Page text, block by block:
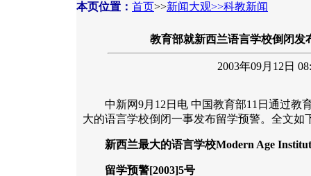
本页位置： 首页>>新闻大观>>科教新闻
教育部就新西兰语言学校倒闭发
2003年09月12日
中新网9月12日电 中国教育部11日通过教
大的语言学校倒闭一事发布留学预警。全文如
新西兰最大的语言学校Modern Age
留学预警[2003]5号